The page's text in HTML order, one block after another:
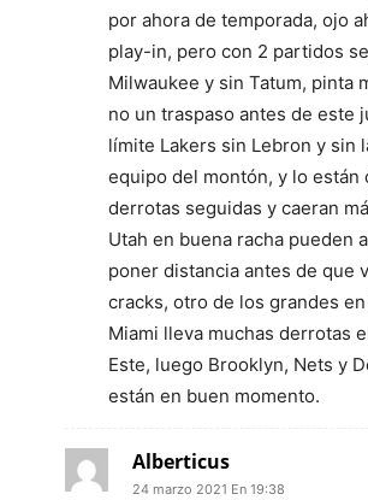
por ahora de temporada, ojo
play-in, pero con 2 partidos
Milwaukee y sin Tatum, pinta
no un traspaso antes de este
límite Lakers sin Lebron y sin
equipo del montón, y lo están
derrotas seguidas y caeran
Utah en buena racha pueden
poner distancia antes de que
cracks, otro de los grandes
Miami lleva muchas derrotas
Este, luego Brooklyn, Nets y
están en buen momento.
Alberticus
24 marzo 2021 En 19:38